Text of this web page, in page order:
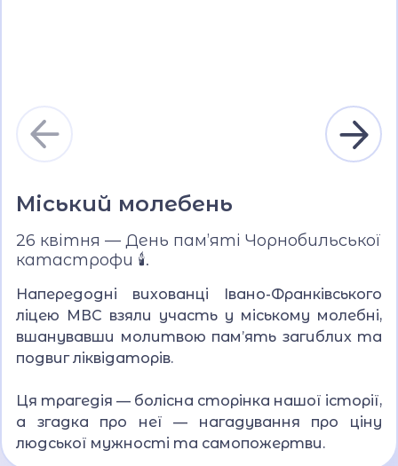
Міський молебень
26 квітня — День пам’яті Чорнобильської
катастрофи 🕯.
Напередодні вихованці Івано-Франківського
ліцею МВС взяли участь у міському молебні,
вшанувавши молитвою пам’ять загиблих та
подвиг ліквідаторів.
Ця трагедія — болісна сторінка нашої історії,
а згадка про неї — нагадування про ціну
людської мужності та самопожертви.